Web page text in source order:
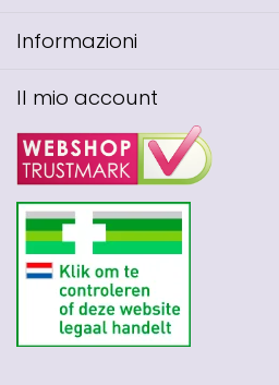
Informazioni
Il mio account